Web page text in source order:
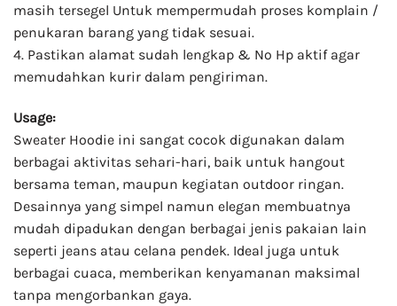
masih tersegel Untuk mempermudah proses komplain /
penukaran barang yang tidak sesuai.
4. Pastikan alamat sudah lengkap & No Hp aktif agar
memudahkan kurir dalam pengiriman.
Usage:
Sweater Hoodie ini sangat cocok digunakan dalam
berbagai aktivitas sehari-hari, baik untuk hangout
bersama teman, maupun kegiatan outdoor ringan.
Desainnya yang simpel namun elegan membuatnya
mudah dipadukan dengan berbagai jenis pakaian lain
seperti jeans atau celana pendek. Ideal juga untuk
berbagai cuaca, memberikan kenyamanan maksimal
tanpa mengorbankan gaya.